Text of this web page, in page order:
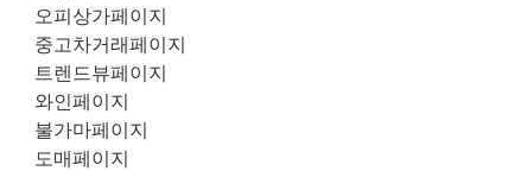
오피상가페이지
중고차거래페이지
트렌드뷰페이지
와인페이지
불가마페이지
도매페이지